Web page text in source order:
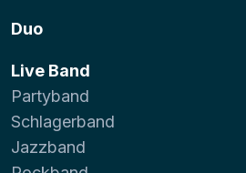
Duo
Live Band
Partyband
Schlagerband
Jazzband